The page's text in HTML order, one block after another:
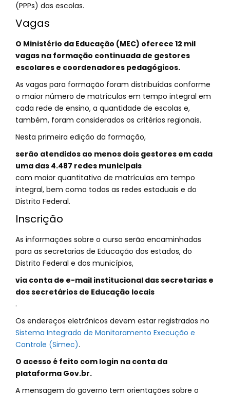
(PPPs) das escolas.
Vagas
O Ministério da Educação (MEC) oferece 12 mil
vagas na formação continuada de gestores
escolares e coordenadores pedagógicos.
As vagas para formação foram distribuídas conforme
o maior número de matrículas em tempo integral em
cada rede de ensino, a quantidade de escolas e,
também, foram considerados os critérios regionais.
Nesta primeira edição da formação,
serão atendidos ao menos dois gestores em cada
uma das 4.487 redes municipais
com maior quantitativo de matrículas em tempo
integral, bem como todas as redes estaduais e do
Distrito Federal.
Inscrição
As informações sobre o curso serão encaminhadas
para as secretarias de Educação dos estados, do
Distrito Federal e dos municípios,
via conta de e-mail institucional das secretarias e
dos secretários de Educação locais
.
Os endereços eletrônicos devem estar registrados no
Sistema Integrado de Monitoramento Execução e
Controle (Simec).
O acesso é feito com login na conta da
plataforma Gov.br.
A mensagem do governo tem orientações sobre o